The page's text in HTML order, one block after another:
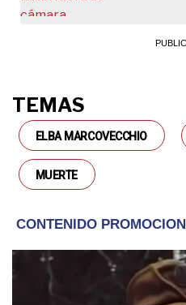
TEMAS
ELBA MARCOVECCHIO
MUERTE